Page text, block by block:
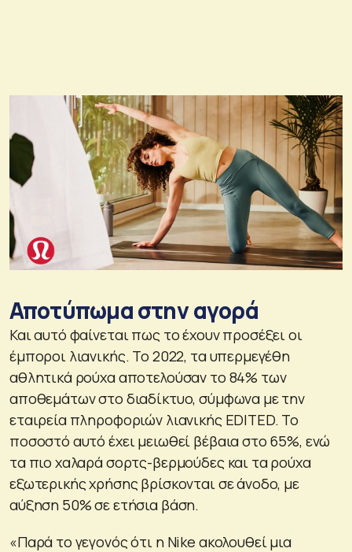
Αποτύπωμα στην αγορά
Και αυτό φαίνεται πως το έχουν προσέξει οι
έμποροι λιανικής. Το 2022, τα υπερμεγέθη
αθλητικά ρούχα αποτελούσαν το 84% των
αποθεμάτων στο διαδίκτυο, σύμφωνα με την
εταιρεία πληροφοριών λιανικής EDITED. Το
ποσοστό αυτό έχει μειωθεί βέβαια στο 65%, ενώ
τα πιο χαλαρά σορτς-βερμούδες και τα ρούχα
εξωτερικής χρήσης βρίσκονται σε άνοδο, με
αύξηση 50% σε ετήσια βάση.
«Παρά το γεγονός ότι η Nike ακολουθεί μια